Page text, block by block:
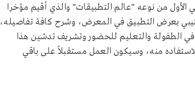
الأول من نوعه "عالم التطبيقات" والذي أقيم مؤخرا
بعرض التطبيق في المعرض، وشرح كافة تفاصيله،
الطفولة والتعليم للحضور وتشريف تدشين هذا
منه، وسيكون العمل مستقبلاً على باقي